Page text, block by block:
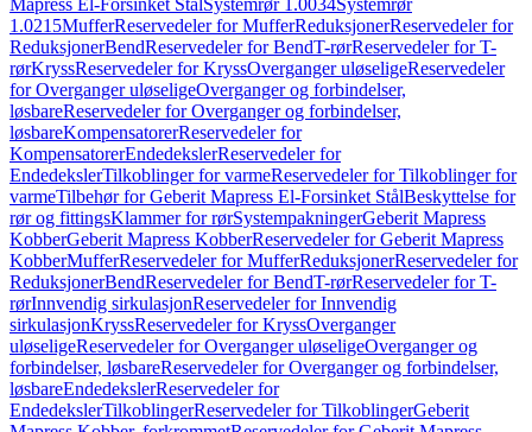
Mapress El-Forsinket StålSystemrør 1.0034Systemrør
1.0215MufferReservedeler for MufferReduksjonerReservedeler for
ReduksjonerBendReservedeler for BendT-rørReservedeler for T-
rørKryssReservedeler for KryssOverganger uløseligeReservedeler
for Overganger uløseligeOverganger og forbindelser,
løsbareReservedeler for Overganger og forbindelser,
løsbareKompensatorerReservedeler for
KompensatorerEndedekslerReservedeler for
EndedekslerTilkoblinger for varmeReservedeler for Tilkoblinger for
varmeTilbehør for Geberit Mapress El-Forsinket StålBeskyttelse for
rør og fittingsKlammer for rørSystempakningerGeberit Mapress
KobberGeberit Mapress KobberReservedeler for Geberit Mapress
KobberMufferReservedeler for MufferReduksjonerReservedeler for
ReduksjonerBendReservedeler for BendT-rørReservedeler for T-
rørInnvendig sirkulasjonReservedeler for Innvendig
sirkulasjonKryssReservedeler for KryssOverganger
uløseligeReservedeler for Overganger uløseligeOverganger og
forbindelser, løsbareReservedeler for Overganger og forbindelser,
løsbareEndedekslerReservedeler for
EndedekslerTilkoblingerReservedeler for TilkoblingerGeberit